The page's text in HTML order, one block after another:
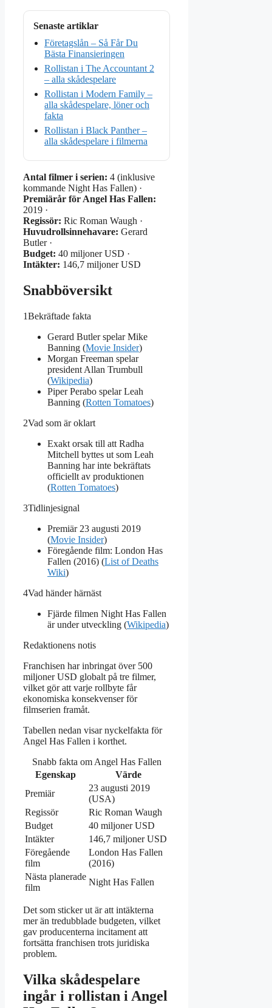
Senaste artiklar
Företagslån – Så Får Du
Bästa Finansieringen
Rollistan i The Accountant 2
– alla skådespelare
Rollistan i Modern Family –
alla skådespelare, löner och
fakta
Rollistan i Black Panther –
alla skådespelare i filmerna
Antal filmer i serien: 4 (inklusive
kommande Night Has Fallen) ·
Premiärår för Angel Has Fallen:
2019 ·
Regissör: Ric Roman Waugh ·
Huvudrollsinnehavare: Gerard
Butler ·
Budget: 40 miljoner USD ·
Intäkter: 146,7 miljoner USD
Snabböversikt
1Bekräftade fakta
Gerard Butler spelar Mike
Banning (Movie Insider)
Morgan Freeman spelar
president Allan Trumbull
(Wikipedia)
Piper Perabo spelar Leah
Banning (Rotten Tomatoes)
2Vad som är oklart
Exakt orsak till att Radha
Mitchell byttes ut som Leah
Banning har inte bekräftats
officiellt av produktionen
(Rotten Tomatoes)
3Tidlinjesignal
Premiär 23 augusti 2019
(Movie Insider)
Föregående film: London Has
Fallen (2016) (List of Deaths
Wiki)
4Vad händer härnäst
Fjärde filmen Night Has Fallen
är under utveckling (Wikipedia)
Redaktionens notis
Franchisen har inbringat över 500
miljoner USD globalt på tre filmer,
vilket gör att varje rollbyte får
ekonomiska konsekvenser för
filmserien framåt.
Tabellen nedan visar nyckelfakta för
Angel Has Fallen i korthet.
Snabb fakta om Angel Has Fallen
Egenskap
Värde
Premiär
23 augusti 2019
(USA)
Regissör
Ric Roman Waugh
Budget
40 miljoner USD
Intäkter
146,7 miljoner USD
Föregående
film
London Has Fallen
(2016)
Nästa planerade
film
Night Has Fallen
Det som sticker ut är att intäkterna
mer än tredubblade budgeten, vilket
gav producenterna incitament att
fortsätta franchisen trots juridiska
problem.
Vilka skådespelare
ingår i rollistan i Angel